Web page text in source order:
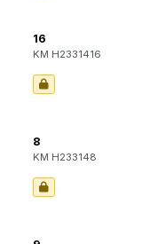
16
KM H2331416
8
KM H233148